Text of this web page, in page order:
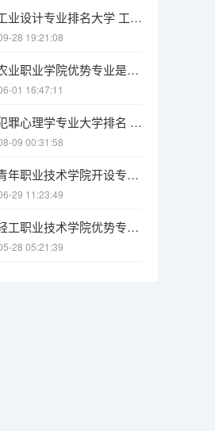
所有工业设计专业排名大学 工业设计专业最好的大学世界排名
28 19:21:08
贵州农业职业学院优势专业是什么 贵州农业职业学院专业排名
01 16:47:11
中国犯罪心理学专业大学排名 什么大学有犯罪心理学专业，分数线多少？
09 00:31:58
重庆青年职业技术学院开设专业有哪些 重庆青年职业技术学院优势专业是什么
29 11:23:49
天津轻工职业技术学院优势专业是什么 天津轻工职业技术学院专业排名
28 05:21:39